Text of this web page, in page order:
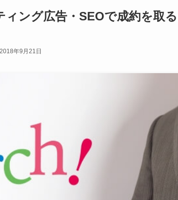
ィング広告・SEOで成約を取
2018年9月21日